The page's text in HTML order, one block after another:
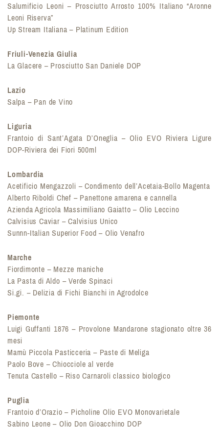
Salumificio Leoni – Prosciutto Arrosto 100% Italiano “Aronne
Leoni Riserva”
Up Stream Italiana – Platinum Edition
Friuli-Venezia Giulia
La Glacere – Prosciutto San Daniele DOP
Lazio
Salpa – Pan de Vino
Liguria
Frantoio di Sant’Agata D’Oneglia – Olio EVO Riviera Ligure
DOP-Riviera dei Fiori 500ml
Lombardia
Acetificio Mengazzoli – Condimento dell’Acetaia-Bollo Magenta
Alberto Riboldi Chef – Panettone amarena e cannella
Azienda Agricola Massimiliano Gaiatto – Olio Leccino
Calvisius Caviar – Calvisius Unico
Sunnn-Italian Superior Food – Olio Venafro
Marche
Fiordimonte – Mezze maniche
La Pasta di Aldo – Verde Spinaci
Si.gi. – Delizia di Fichi Bianchi in Agrodolce
Piemonte
Luigi Guffanti 1876 – Provolone Mandarone stagionato oltre 36
mesi
Mamù Piccola Pasticceria – Paste di Meliga
Paolo Bove – Chiocciole al verde
Tenuta Castello – Riso Carnaroli classico biologico
Puglia
Frantoio d’Orazio – Picholine Olio EVO Monovarietale
Sabino Leone – Olio Don Gioacchino DOP